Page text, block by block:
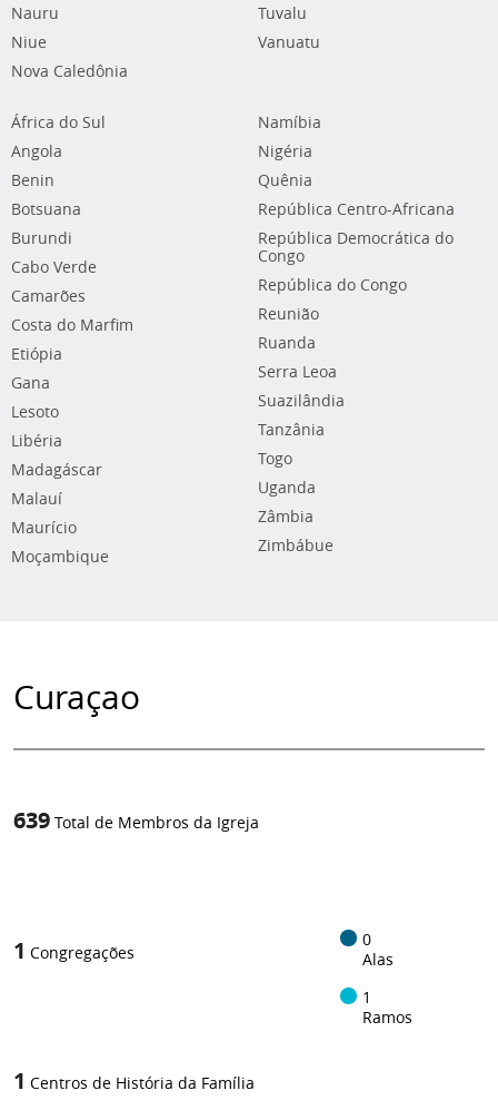
Nauru
Niue
Nova Caledônia
Tuvalu
Vanuatu
África do Sul
Angola
Benin
Botsuana
Burundi
Cabo Verde
Camarões
Costa do Marfim
Etiópia
Gana
Lesoto
Libéria
Madagáscar
Malauí
Maurício
Moçambique
Namíbia
Nigéria
Quênia
República Centro-Africana
República Democrática do
Congo
República do Congo
Reunião
Ruanda
Serra Leoa
Suazilândia
Tanzânia
Togo
Uganda
Zâmbia
Zimbábue
Curaçao
639 Total de Membros da Igreja
1 Congregações
0
Alas
1
Ramos
1 Centros de História da Família